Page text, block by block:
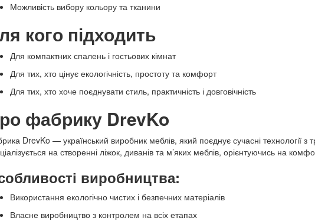
Можливість вибору кольору та тканини
кого підходить
Для компактних спалень і гостьових кімнат
Для тих, хто цінує екологічність, простоту та комфорт
Для тих, хто хоче поєднувати стиль, практичність і довговічність
фабрику DrevKo
DrevKo — український виробник меблів, який поєднує сучасні технології з
на створенні ліжок, диванів та м’яких меблів, орієнтуючись на
виробництва:
Використання екологічно чистих і безпечних матеріалів
Власне виробництво з контролем на всіх етапах